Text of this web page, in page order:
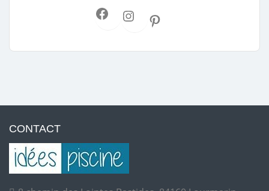
CONTACT